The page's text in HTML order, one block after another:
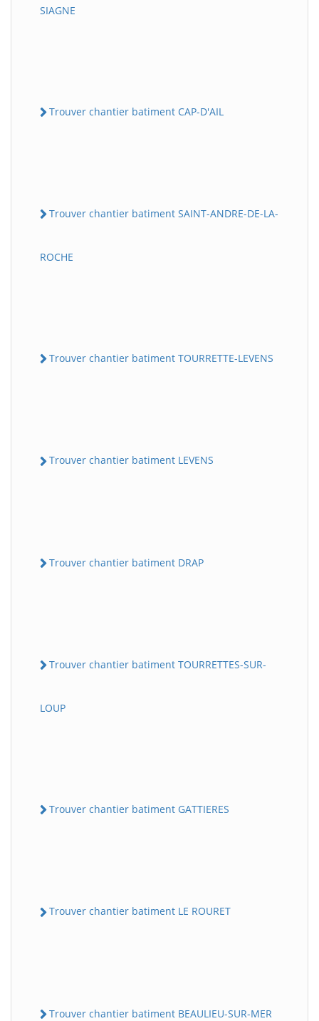
SIAGNE
Trouver chantier batiment CAP-D'AIL
Trouver chantier batiment SAINT-ANDRE-DE-LA-
ROCHE
Trouver chantier batiment TOURRETTE-LEVENS
Trouver chantier batiment LEVENS
Trouver chantier batiment DRAP
Trouver chantier batiment TOURRETTES-SUR-
LOUP
Trouver chantier batiment GATTIERES
Trouver chantier batiment LE ROURET
Trouver chantier batiment BEAULIEU-SUR-MER